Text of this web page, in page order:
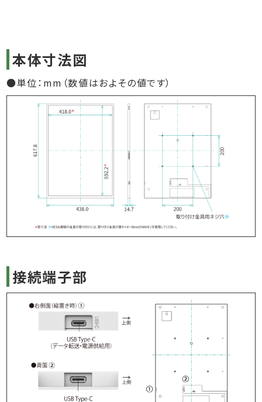
本体寸法図
●単位：mm（数値はおよその値です）
接続端子部